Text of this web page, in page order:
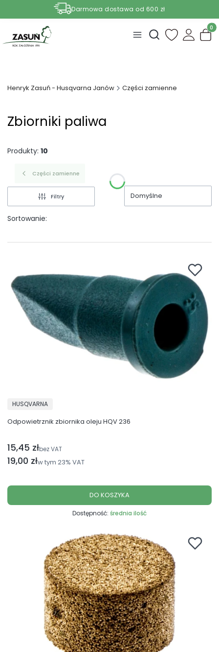
Darmowa dostawa od 600 zł
zobacz
Otwórz
Henryk Zasuń - Husqvarna Janów Części zamienne
Zbiorniki paliwa
Produkty: 10
Części zamienne
Filtry
Sortowanie:
Domyślne
Odpowietrznik zbiornika oleju HQV 236
PRODUCENT
HUSQVARNA
Cena brutto
19,00 złw tym 23% VAT
Cena netto
15,45 złbez VAT
DO KOSZYKA
Dostępność: średnia ilość